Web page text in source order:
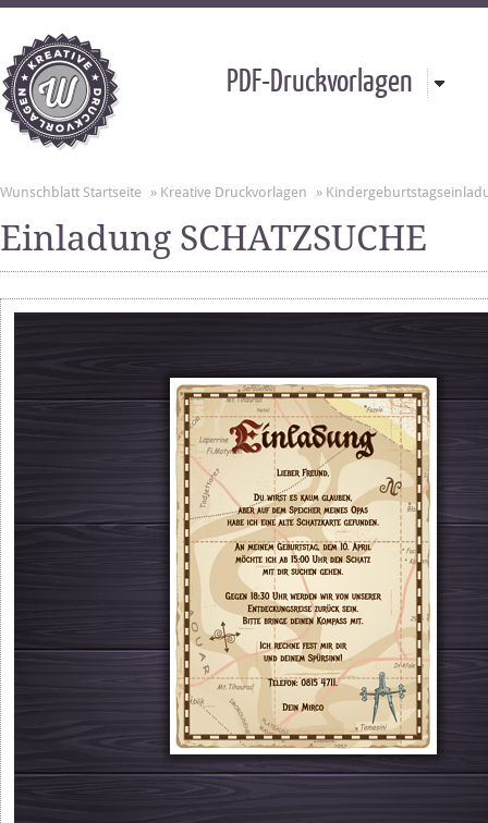
PDF-Druckvorlagen
Wunschblatt Startseite » Kreative Druckvorlagen »
Einladung SCHATZSUCHE